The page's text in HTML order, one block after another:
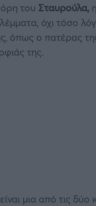
του Σταυρούλα,
όχι τόσο
όπως ο πατέρας
της.
μια από τις δύο